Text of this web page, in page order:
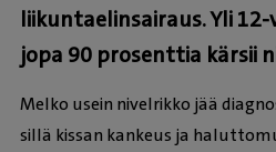
liikuntaelinsairaus. Yli
jopa 90 prosenttia kärsii
Melko usein nivelrikko jää
sillä kissan kankeus ja